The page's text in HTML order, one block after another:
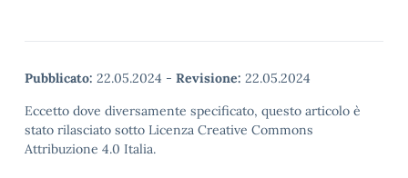
Pubblicato: 22.05.2024 - Revisione: 22.05.2024
Eccetto dove diversamente specificato, questo articolo è
stato rilasciato sotto Licenza Creative Commons
Attribuzione 4.0 Italia.